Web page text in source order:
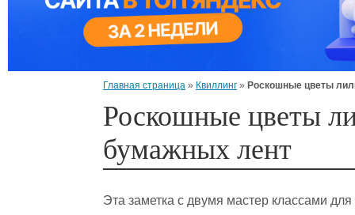
Главная страница » Квиллинг » Роскошные цветы
Роскошные цветы
бумажных лент
Эта заметка с двумя мастер классами